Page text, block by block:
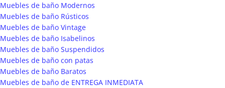
Muebles de baño Modernos
Muebles de baño Rústicos
Muebles de baño Vintage
Muebles de baño Isabelinos
Muebles de baño Suspendidos
Muebles de baño con patas
Muebles de baño Baratos
Muebles de baño de ENTREGA INMEDIATA